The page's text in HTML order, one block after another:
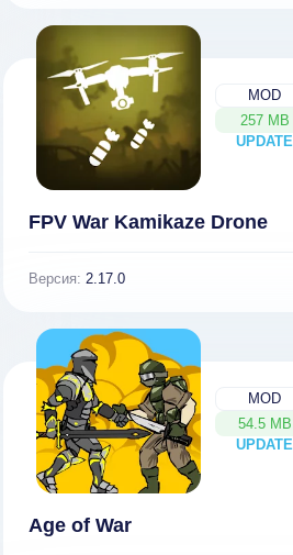
MOD
257 MB
UPDATE
NEW
FPV War Kamikaze Drone
Версия: 2.17.0
MOD
54.5 MB
UPDATE
NEW
Age of War